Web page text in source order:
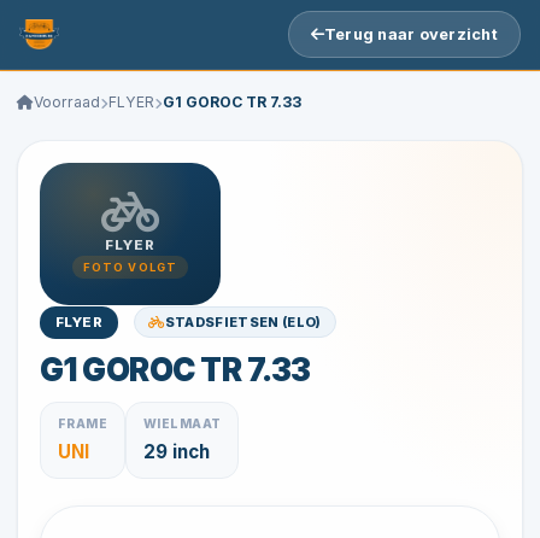
Terug naar overzicht
Voorraad FLYER G1 GOROC TR 7.33
FLYER
FOTO VOLGT
FLYER STADSFIETSEN (ELO)
G1 GOROC TR 7.33
FRAME
UNI
WIELMAAT
29 inch